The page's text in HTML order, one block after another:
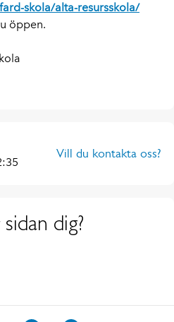
skola/alta-resursskola/
öppen.
Vill du kontakta oss?
dig?